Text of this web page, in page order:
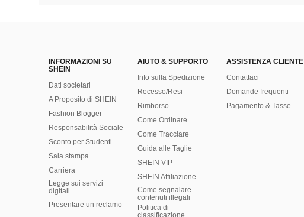
INFORMAZIONI SU
SHEIN
Dati societari
A Proposito di SHEIN
Fashion Blogger
Responsabilità Sociale
Sconto per Studenti
Sala stampa
Carriera
Legge sui servizi
digitali
Presentare un reclamo
AIUTO & SUPPORTO
Info sulla Spedizione
Recesso/Resi
Rimborso
Come Ordinare
Come Tracciare
Guida alle Taglie
SHEIN VIP
SHEIN Affiliazione
Come segnalare
contenuti illegali
Politica di
classificazione
ASSISTENZA CLIENTE
Contattaci
Domande frequenti
Pagamento & Tasse